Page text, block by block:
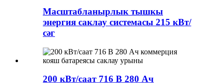
Масштабланырлык тышкы
энергия саклау системасы 215 кВт/
сәг
200 кВт/саат 716 В 280 Ач